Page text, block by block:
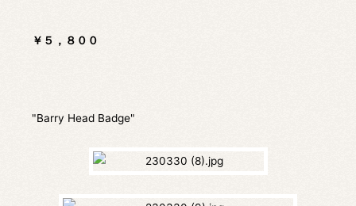
￥５，８００
"Barry Head Badge"